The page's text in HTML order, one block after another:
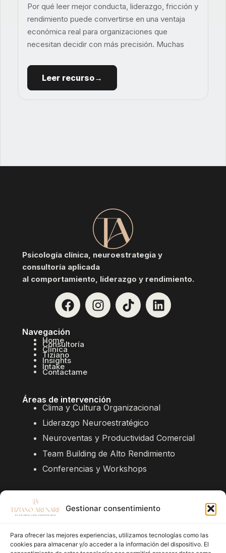
Gestionar consentimiento
Para ofrecer las mejores experiencias, utilizamos tecnologías como las
cookies para almacenar y/o acceder a la información del dispositivo. El
Por qué leer mejor conducta, liderazgo, fricción y
rendimiento puede convertirse en una ventaja
económica real para organizaciones que
necesitan decidir con más precisión. Muchas
Leer recurso→
Psicología clínica, neuroestrategia y
consultoría aplicada
al comportamiento, liderazgo y rendimiento.
Navegación
Home
Consultoría
Clínica
Tiziano
Insights
Intake
Contactame
Áreas de intervención
Clima y Cultura Organizacional
Liderazgo Neuroestratégico
Neuroventas y Productividad Comercial
Team Building de Alto Rendimiento
Conferencias y Workshops
Da el siguiente paso hacia una intervención
estratégica o una valoración privada.
Solicitar NeuroAudit